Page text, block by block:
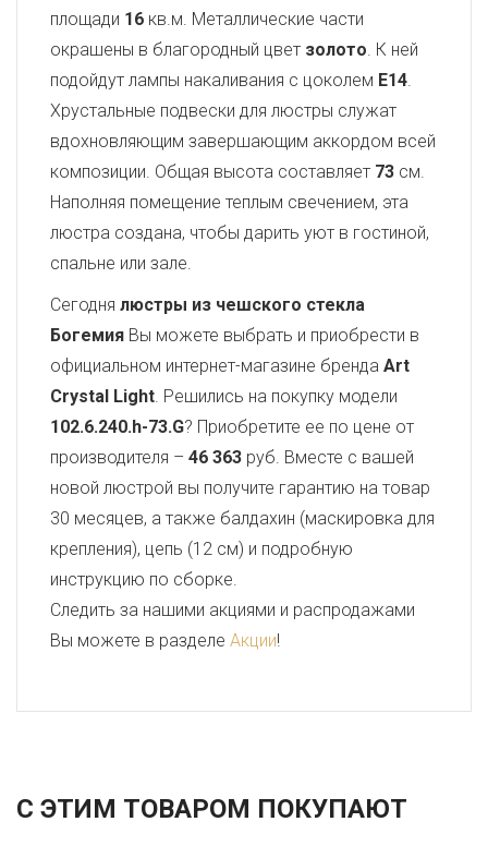
площади 16 кв.м. Металлические части
окрашены в благородный цвет золото. К ней
подойдут лампы накаливания с цоколем E14.
Хрустальные подвески для люстры служат
вдохновляющим завершающим аккордом всей
композиции. Общая высота составляет 73 см.
Наполняя помещение теплым свечением, эта
люстра создана, чтобы дарить уют в гостиной,
спальне или зале.
Сегодня люстры из чешского стекла
Богемия Вы можете выбрать и приобрести в
официальном интернет-магазине бренда Art
Crystal Light. Решились на покупку модели
102.6.240.h-73.G? Приобретите ее по цене от
производителя – 46 363 руб. Вместе с вашей
новой люстрой вы получите гарантию на товар
30 месяцев, а также балдахин (маскировка для
крепления), цепь (12 см) и подробную
инструкцию по сборке.
Следить за нашими акциями и распродажами
Вы можете в разделе Акции!
С ЭТИМ ТОВАРОМ ПОКУПАЮТ